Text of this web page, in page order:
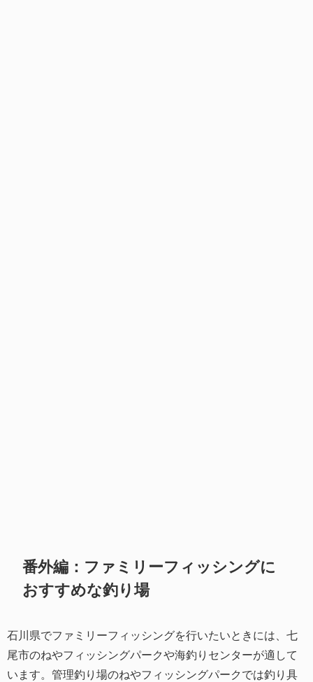
番外編：ファミリーフィッシングに
おすすめな釣り場
石川県でファミリーフィッシングを行いたいときには、七
尾市のねやフィッシングパークや海釣りセンターが適して
います。管理釣り場のねやフィッシングパークでは釣り具